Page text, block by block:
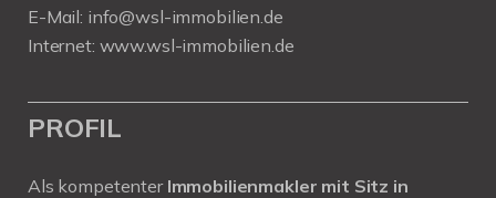
E-Mail: info@wsl-immobilien.de
Internet: www.wsl-immobilien.de
PROFIL
Als kompetenter Immobilienmakler mit Sitz in